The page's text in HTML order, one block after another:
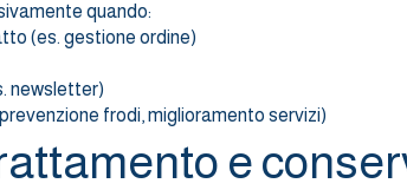
quando:
(es. gestione ordine)
newsletter)
frodi, miglioramento servizi)
e